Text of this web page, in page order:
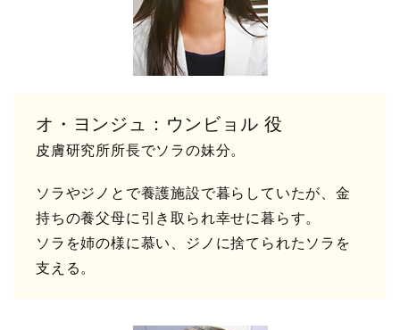
オ・ヨンジュ：ウンビョル 役
皮膚研究所所長でソラの妹分。
ソラやジノとで養護施設で暮らしていたが、金
持ちの養父母に引き取られ幸せに暮らす。
ソラを姉の様に慕い、ジノに捨てられたソラを
支える。